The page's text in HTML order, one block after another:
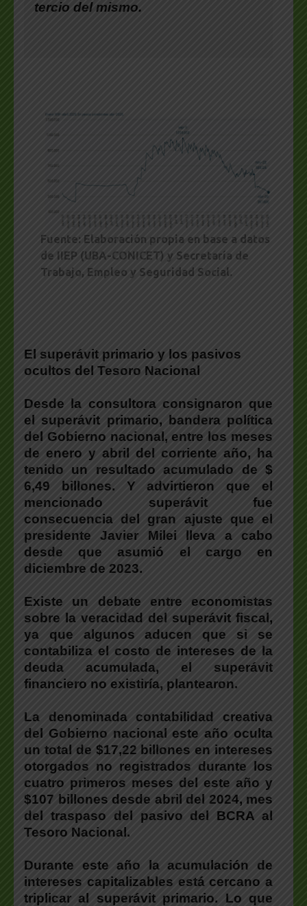
tercio del mismo.
Fuente: Elaboración propia en base a datos
de IIEP (UBA-CONICET) y Secretaría de
Trabajo, Empleo y Seguridad Social.
El superávit primario y los pasivos
ocultos del Tesoro Nacional
Desde la consultora consignaron que
el superávit primario, bandera política
del Gobierno nacional, entre los meses
de enero y abril del corriente año, ha
tenido un resultado acumulado de $
6,49 billones. Y advirtieron que el
mencionado superávit fue
consecuencia del gran ajuste que el
presidente Javier Milei lleva a cabo
desde que asumió el cargo en
diciembre de 2023.
Existe un debate entre economistas
sobre la veracidad del superávit fiscal,
ya que algunos aducen que si se
contabiliza el costo de intereses de la
deuda acumulada, el superávit
financiero no existiría, plantearon.
La denominada contabilidad creativa
del Gobierno nacional este año oculta
un total de $17,22 billones en intereses
otorgados no registrados durante los
cuatro primeros meses del este año y
$107 billones desde abril del 2024, mes
del traspaso del pasivo del BCRA al
Tesoro Nacional.
Durante este año la acumulación de
intereses capitalizables está cercano a
triplicar al superávit primario. Lo que